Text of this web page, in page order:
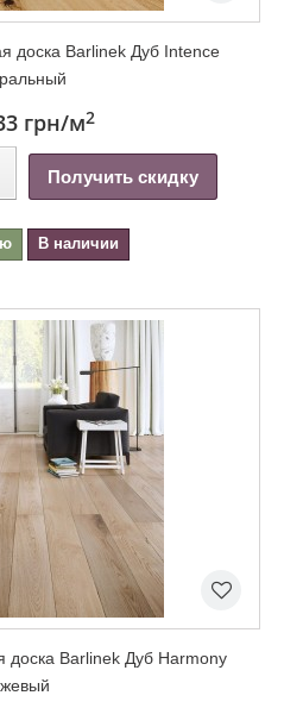
доска Barlinek Дуб Intence
грн/м2
Получить скидку
В наличии
доска Barlinek Дуб Harmony